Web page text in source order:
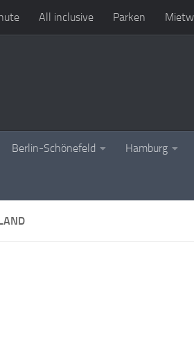
All inclusive Parken
Berlin-Schönefeld Hamburg